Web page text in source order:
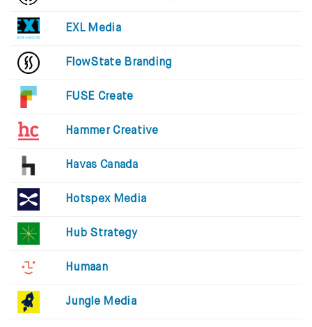
EXL Media
FlowState Branding
FUSE Create
Hammer Creative
Havas Canada
Hotspex Media
Hub Strategy
Humaan
Jungle Media